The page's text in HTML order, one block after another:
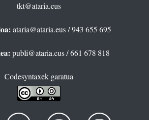
tkt@ataria.eus
ataria@ataria.eus/ 943 655 695
publi@ataria.eus/ 661 678 818
Codesyntaxek garatua